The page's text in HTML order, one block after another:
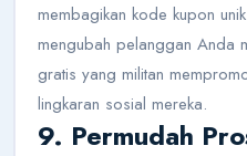
membagikan kode kupon
mengubah pelanggan Anda
gratis yang militan
lingkaran sosial mereka.
9. Permudah